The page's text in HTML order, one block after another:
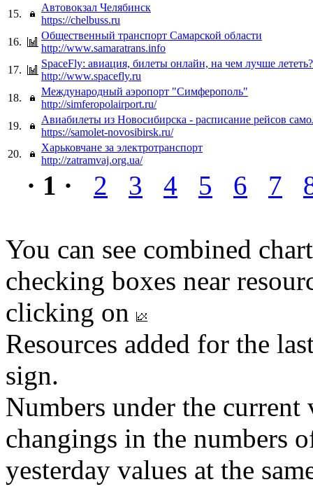
15.
Автовокзал Челябинск
https://chelbuss.ru
16.
Общественный транспорт Самарской области
http://www.samaratrans.info
17.
SpaceFly: авиация, билеты онлайн, на чем лучше лететь?
http://www.spacefly.ru
18.
Международный аэропорт "Симферополь"
http://simferopolairport.ru/
19.
Авиабилеты из Новосибирска - расписание рейсов
https://samolet-novosibirsk.ru/
20.
Харьковчане за электротранспорт
http://zatramvaj.org.ua/
· 1 · 2 3 4 5 6 7
You can see combined
checking boxes near
clicking on
Resources added for the
sign.
Numbers under the
changings in the numbers
yesterday values at the